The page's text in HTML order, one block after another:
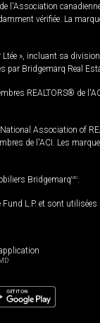
l'Association
vérifiée. La
Ltée », incluant sa
par Bridgemarq Real
REALTORS® de
Association of
de l'ACI. Les
BridgemarqMD
L.P. et sont